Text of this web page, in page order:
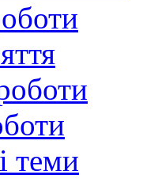
теми